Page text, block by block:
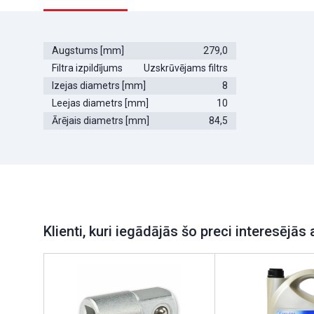
Augstums [mm]
279,0
Filtra izpildījums
Uzskrūvējams filtrs
Izejas diametrs [mm]
8
Leejas diametrs [mm]
10
Ārējais diametrs [mm]
84,5
Klienti, kuri iegādājās šo preci interesējās